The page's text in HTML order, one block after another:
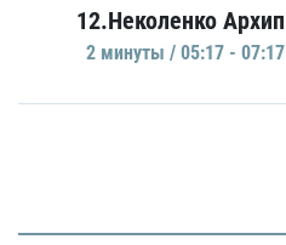
12.Неколенко Архип
2 минуты / 05:17 - 07:17